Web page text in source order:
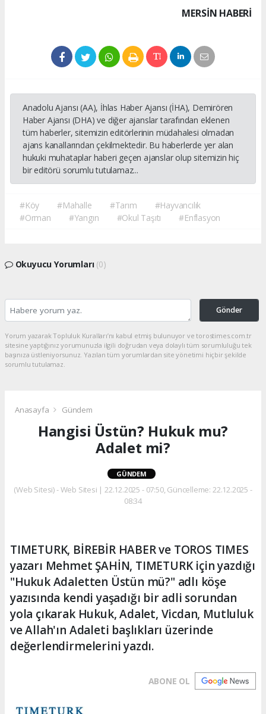
MERSIN HABERİ
Anadolu Ajansı (AA), İhlas Haber Ajansı (İHA), Demirören
Haber Ajansı (DHA) ve diğer ajanslar tarafından eklenen
tüm haberler, sitemizin editörlerinin müdahalesi olmadan
ajans kanallarından çekilmektedir. Bu haberlerde yer alan
hukuki muhataplar haberi geçen ajanslar olup sitemizin hiç
bir editörü sorumlu tutulamaz...
#Köy #Mahalle #Tarım
#Hayvancılık
#Orman
#Yangın #Okul Taşıtı #Enflasyon
Okuyucu Yorumları (0)
Gönder
Yorum yazarak Topluluk Kuralları’nı kabul etmiş bulunuyor ve torostimes.com.tr
sitesine yaptığınız yorumunuzla ilgili doğrudan veya dolaylı tüm sorumluluğu tek
başınıza üstleniyorsunuz. Yazılan tüm yorumlardan site yönetimi hiçbir şekilde
sorumlu tutulamaz.
Anasayfa Gündem
Hangisi Üstün? Hukuk mu?
Adalet mi?
GÜNDEM
(Web Sitesi) - Web Sitesi | 22.12.2025 - 07:50, Güncelleme: 22.12.2025 -
08:34
TIMETURK, BİREBİR HABER ve TOROS TIMES
yazarı Mehmet ŞAHİN, TIMETURK için yazdığı
"Hukuk Adaletten Üstün mü?" adlı köşe
yazısında kendi yaşadığı bir adli sorundan
yola çıkarak Hukuk, Adalet, Vicdan, Mutluluk
ve Allah'ın Adaleti başlıkları üzerinde
değerlendirmelerini yazdı.
ABONE OL